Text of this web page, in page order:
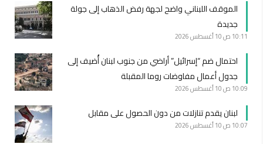
الموقف اللبناني واضح لجهة رفض الذهاب إلى جولة
جديدة
10:11 ص 10 أغسطس 2026
احتمال ضم “إسرائيل” أراضي من جنوب لبنان أُضيف إلى
جدول أعمال مفاوضات روما المقبلة
10:09 ص 10 أغسطس 2026
لبنان يقدم تنازلات من دون الحصول على مقابل
10:07 ص 10 أغسطس 2026